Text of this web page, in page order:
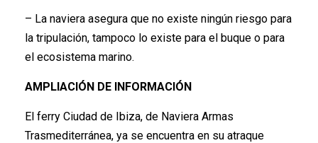
– La naviera asegura que no existe ningún riesgo para
la tripulación, tampoco lo existe para el buque o para
el ecosistema marino.
AMPLIACIÓN DE INFORMACIÓN
El ferry Ciudad de Ibiza, de Naviera Armas
Trasmediterránea, ya se encuentra en su atraque